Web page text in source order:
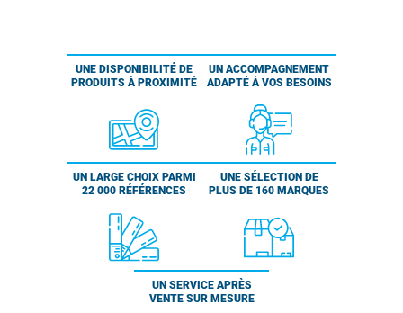
UNE DISPONIBILITÉ DE
PRODUITS À PROXIMITÉ
UN ACCOMPAGNEMENT
ADAPTÉ À VOS BESOINS
UN LARGE CHOIX PARMI
22 000 RÉFÉRENCES
UNE SÉLECTION DE
PLUS DE 160 MARQUES
UN SERVICE APRÈS
VENTE SUR MESURE